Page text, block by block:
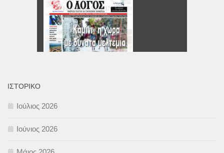
ΙΣΤΟΡΙΚΌ
Ιούλιος 2026
Ιούνιος 2026